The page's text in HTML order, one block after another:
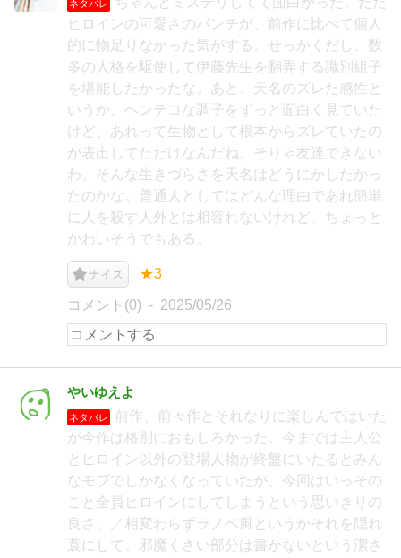
ネタバレ
ヒロインの可愛さのパンチが、前作に比べて個人
的に物足りなかった気がする。せっかくだし、数
多の人格を駆使して伊藤先生を翻弄する識別組子
を堪能したかったな。あと、天名のズレた感性と
いうか、ヘンテコな調子をずっと面白く見ていた
けど、あれって生物として根本からズレていたの
が表出してただけなんだね。そりゃ友達できない
わ。そんな生きづらさを天名はどうにかしたかっ
たのかな。普通人としてはどんな理由であれ簡単
に人を殺す人外とは相容れないけれど、ちょっと
かわいそうでもある。
ナイス ★3
コメント(0) 2025/05/26
やいゆえよ
ネタバレ
前作、前々作とそれなりに楽しんではいた
が今作は格別におもしろかった。今までは主人公
とヒロイン以外の登場人物が終盤にいたるとみん
なモブでしかなくなっていたが、今回はいっその
こと全員ヒロインにしてしまうという思いきりの
良さ。／相変わらずラノベ風というかそれを隠れ
蓑にして、邪魔くさい部分は書かないという潔さ